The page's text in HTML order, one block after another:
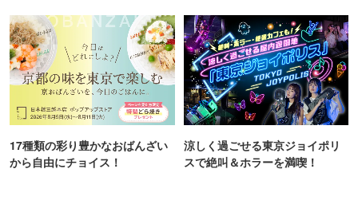
17種類の彩り豊かなおばんざい
から自由にチョイス！
涼しく過ごせる東京ジョイポリ
スで絶叫＆ホラーを満喫！